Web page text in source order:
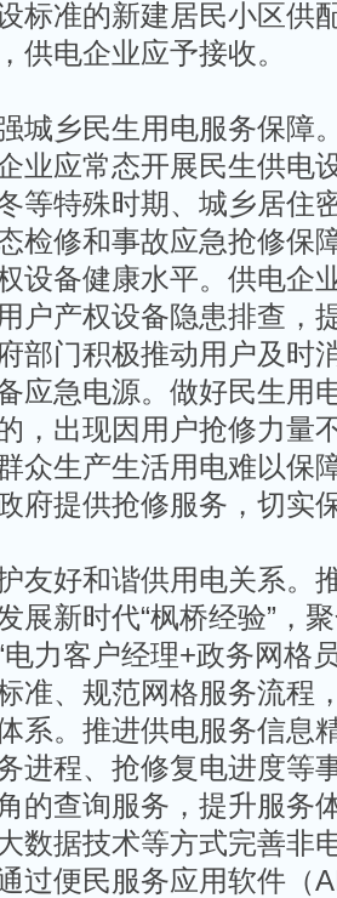
标准的新建居民小区供
供电企业应予接收。
城乡民生用电服务保障
业应常态开展民生供电
等特殊时期、城乡居住
检修和事故应急抢修保
设备健康水平。供电企
户产权设备隐患排查，
部门积极推动用户及时
应急电源。做好民生用
，出现因用户抢修力量
众生产生活用电难以保
府提供抢修服务，切实
友好和谐供用电关系。
展新时代“枫桥经验”，
力客户经理+政务网格
准、规范网格服务流程
系。推进供电服务信息
进程、抢修复电进度等
的查询服务，提升服务
数据技术等方式完善非
过便民服务应用软件（